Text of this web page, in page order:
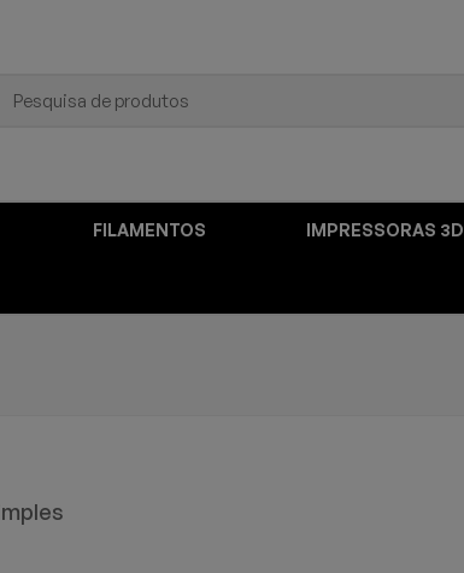
FILAMENTOS IMPRESSORAS 3D